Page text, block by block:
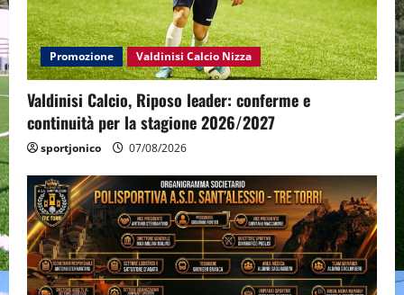
Promozione Valdinisi Calcio Nizza
Valdinisi Calcio, Riposo leader: conferme e
continuità per la stagione 2026/2027
sportjonico 07/08/2026